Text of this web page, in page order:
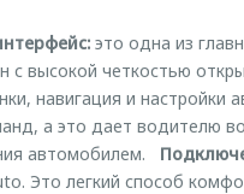
это одна из
с высокой четкостью
навигация и настройки
а это дает водителю
автомобилем.
Это легкий способ